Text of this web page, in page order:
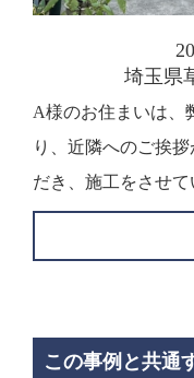
埼玉県
A様のお住まいは、
り、近隣へのご挨
だき、施工をさせて
この事例と共通